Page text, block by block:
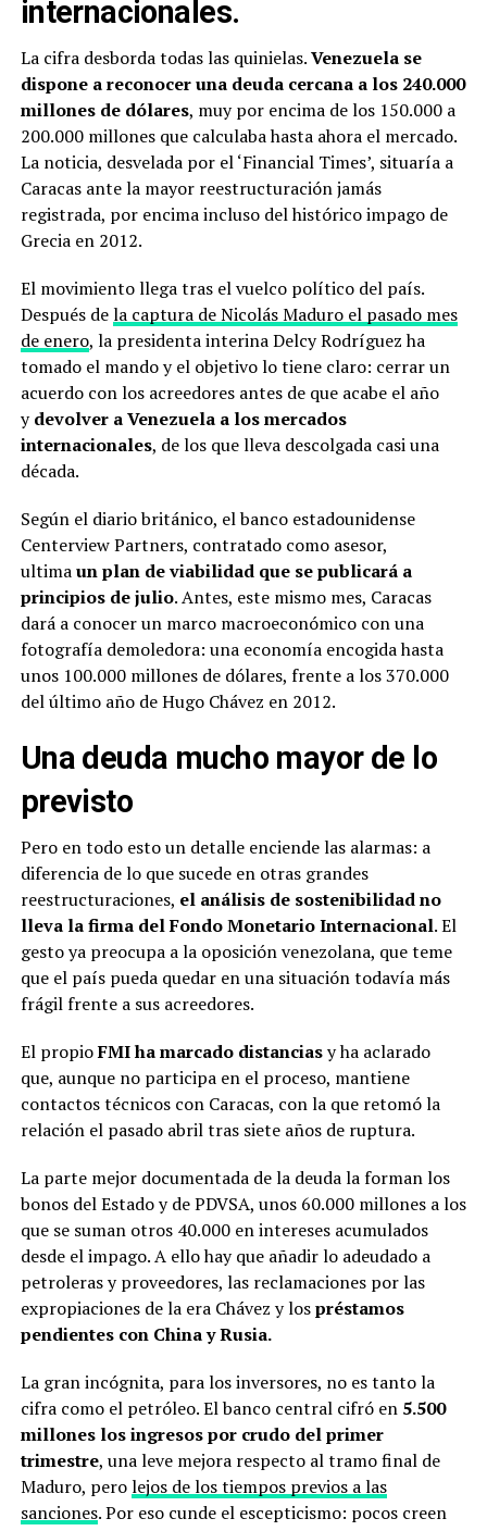
internacionales.
La cifra desborda todas las quinielas.Venezuela se
dispone a reconocer una deuda cercana a los 240.000
millones de dólares, muy por encima de los 150.000 a
200.000 millones que calculaba hasta ahora el mercado.
La noticia, desvelada por el ‘Financial Times’, situaría a
Caracas ante la mayor reestructuración jamás
registrada, por encima incluso del histórico impago de
Grecia en 2012.
El movimiento llega tras el vuelco político del país.
Después dela captura de Nicolás Maduro el pasado mes
de enero, la presidenta interina Delcy Rodríguez ha
tomado el mando y el objetivo lo tiene claro: cerrar un
acuerdo con los acreedores antes de que acabe el año
ydevolver a Venezuela a los mercados
internacionales, de los que lleva descolgada casi una
década.
Según el diario británico, el banco estadounidense
Centerview Partners, contratado como asesor,
ultimaun plan de viabilidad que se publicará a
principios de julio. Antes, este mismo mes, Caracas
dará a conocer un marco macroeconómico con una
fotografía demoledora: una economía encogida hasta
unos 100.000 millones de dólares, frente a los 370.000
del último año de Hugo Chávez en 2012.
Una deuda mucho mayor de lo
previsto
Pero en todo esto un detalle enciende las alarmas: a
diferencia de lo que sucede en otras grandes
reestructuraciones, el análisis de sostenibilidad no
lleva la firma del Fondo Monetario Internacional. El
gesto ya preocupa a la oposición venezolana, que teme
que el país pueda quedar en una situación todavía más
frágil frente a sus acreedores.
El propioFMI ha marcado distanciasy ha aclarado
que, aunque no participa en el proceso, mantiene
contactos técnicos con Caracas, con la que retomó la
relación el pasado abril tras siete años de ruptura.
La parte mejor documentada de la deuda la forman los
bonos del Estado y de PDVSA, unos 60.000 millones a los
que se suman otros 40.000 en intereses acumulados
desde el impago. A ello hay que añadir lo adeudado a
petroleras y proveedores, las reclamaciones por las
expropiaciones de la era Chávez y lospréstamos
pendientes con China y Rusia.
La gran incógnita, para los inversores, no es tanto la
cifra como el petróleo. El banco central cifró en 5.500
millones los ingresos por crudo del primer
trimestre, una leve mejora respecto al tramo final de
Maduro, perolejos de los tiempos previos a las
sanciones. Por eso cunde el escepticismo: pocos creen